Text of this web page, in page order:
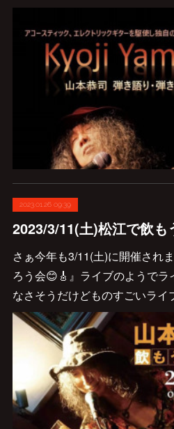
2023.01.26 09:39
2023/3/11(土)松江で飲も
さぁ今年も3/11(土)に開催され
ろう会😊🎸』ライブのようで
なさそうだけどものすごいラ